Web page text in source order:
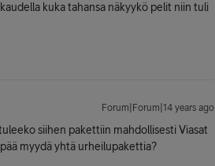
kuka tahansa näkyykö pelit niin tuli
Forum|Forum|14 years ago
siihen pakettiin mahdollisesti Viasat
myydä yhtä urheilupakettia?